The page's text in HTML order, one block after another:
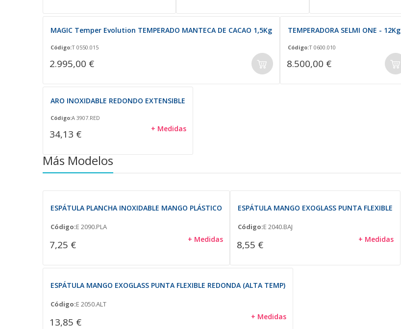
MAGIC Temper Evolution TEMPERADO MANTECA DE CACAO 1,5Kg
Código:T 0550.015
2.995,00 €
TEMPERADORA SELMI ONE - 12Kg
Código:T 0600.010
8.500,00 €
ARO INOXIDABLE REDONDO EXTENSIBLE
Código:A 3907.RED
34,13 € + Medidas
Más Modelos
ESPÁTULA PLANCHA INOXIDABLE MANGO PLÁSTICO
Código:E 2090.PLA
7,25 € + Medidas
ESPÁTULA MANGO EXOGLASS PUNTA FLEXIBLE
Código:E 2040.BAJ
8,55 € + Medidas
ESPÁTULA MANGO EXOGLASS PUNTA FLEXIBLE REDONDA (ALTA TEMP)
Código:E 2050.ALT
13,85 € + Medidas